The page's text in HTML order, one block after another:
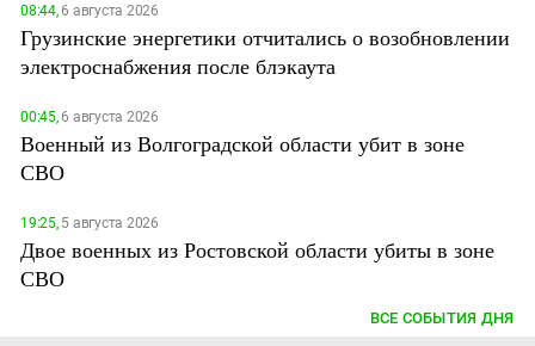
08:44,6 августа 2026
Грузинские энергетики отчитались о возобновлении
электроснабжения после блэкаута
00:45,6 августа 2026
Военный из Волгоградской области убит в зоне
СВО
19:25,5 августа 2026
Двое военных из Ростовской области убиты в зоне
СВО
ВСЕ СОБЫТИЯ ДНЯ